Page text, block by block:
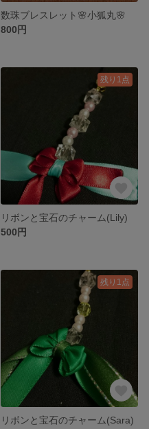
数珠ブレスレット🌸小狐丸🌸
800円
残り1点
リボンと宝石のチャーム(Lily)
500円
残り1点
リボンと宝石のチャーム(Sara)